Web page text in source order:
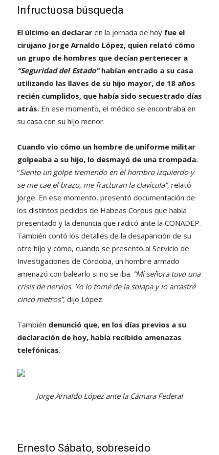
Infructuosa búsqueda
El último en declarar en la jornada de hoy fue el
cirujano Jorge Arnaldo López, quien relató cómo
un grupo de hombres que decían pertenecer a
“Seguridad del Estado”habían entrado a su casa
utilizando las llaves de su hijo mayor, de 18 años
recién cumplidos, que había sido secuestrado días
atrás. En ese momento, el médico se encontraba en
su casa con su hijo menor.
Cuando vio cómo un hombre de uniforme militar
golpeaba a su hijo, lo desmayó de una trompada.
“Siento un golpe tremendo en el hombro izquierdo y
se me cae el brazo, me fracturan la clavícula”, relató
Jorge. En ese momento, presentó documentación de
los distintos pedidos de Habeas Corpus que había
presentado y la denuncia que radicó ante la CONADEP.
También contó los detalles de la desaparición de su
otro hijo y cómo, cuando se presentó al Servicio de
Investigaciones de Córdoba, un hombre armado
amenazó con balearlo si no se iba. “Mi señora tuvo una
crisis de nervios. Yo lo tomé de la solapa y lo arrastré
cinco metros”, dijo López.
También denunció que, en los días previos a su
declaración de hoy, había recibido amenazas
telefónicas.
Jorge Arnaldo López ante la Cámara Federal
Ernesto Sábato, sobreseído